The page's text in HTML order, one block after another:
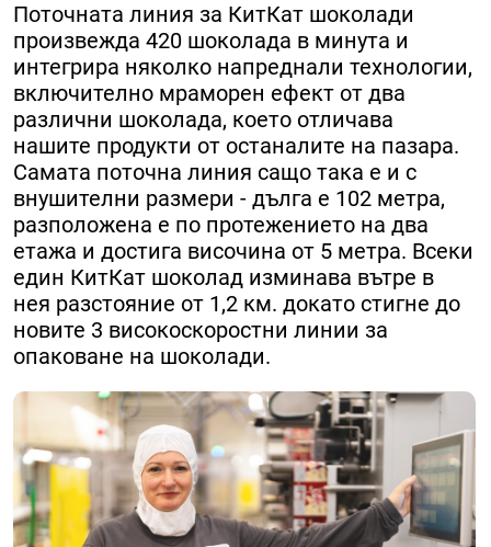
Поточната линия за КитКат шоколади
произвежда 420 шоколада в минута и
интегрира няколко напреднали технологии,
включително мраморен ефект от два
различни шоколада, което отличава
нашите продукти от останалите на пазара.
Самата поточна линия сащо така е и с
внушителни размери - дълга е 102 метра,
разположена е по протежението на два
етажа и достига височина от 5 метра. Всеки
един КитКат шоколад изминава вътре в
нея разстояние от 1,2 км. докато стигне до
новите 3 високоскоростни линии за
опаковане на шоколади.